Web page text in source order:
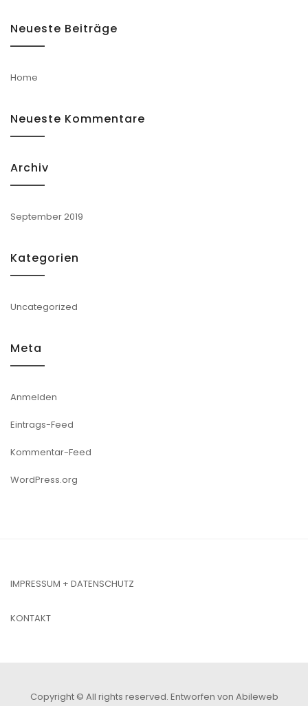
Neueste Beiträge
Home
Neueste Kommentare
Archiv
September 2019
Kategorien
Uncategorized
Meta
Anmelden
Eintrags-Feed
Kommentar-Feed
WordPress.org
IMPRESSUM + DATENSCHUTZ
KONTAKT
Copyright © All rights reserved. Entworfen von Abileweb